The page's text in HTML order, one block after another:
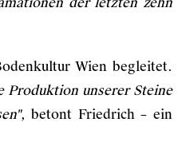
Wien begleitet.
Produktion unserer Steine
, betont Friedrich – ein